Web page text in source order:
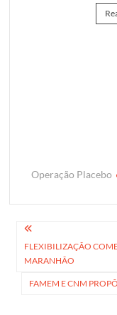
Operação Placebo
Navegação
de
Post
FLEXIBILIZAÇÃO
MARANHÃO
FAMEM E CNM